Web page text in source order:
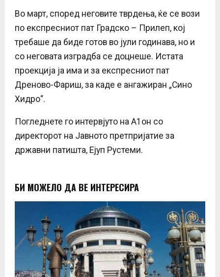
Во март, според неговите тврдења, ќе се вози
по експресниот пат Градско – Прилеп, кој
требаше да биде готов во јули годинава, но и
со неговата изградба се доцнеше. Истата
проекција ја има и за експресниот пат
Дреново-Фариш, за каде е ангажиран „Сино
Хидро“.
Погледнете го интервјуто на А1он со
директорот на Јавното претпријатие за
државни патишта, Ејуп Рустеми.
БИ МОЖЕЛО ДА ВЕ ИНТЕРЕСИРА